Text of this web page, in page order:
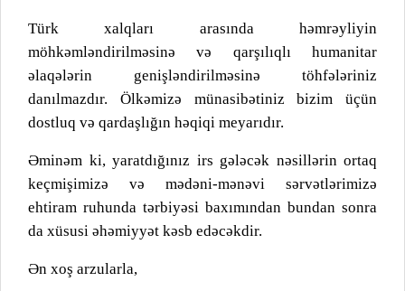
Türk xalqları arasında həmrəyliyin
möhkəmləndirilməsinə və qarşılıqlı humanitar
əlaqələrin genişləndirilməsinə töhfələriniz
danılmazdır. Ölkəmizə münasibətiniz bizim üçün
dostluq və qardaşlığın həqiqi meyarıdır.
Əminəm ki, yaratdığınız irs gələcək nəsillərin ortaq
keçmişimizə və mədəni-mənəvi sərvətlərimizə
ehtiram ruhunda tərbiyəsi baxımından bundan sonra
da xüsusi əhəmiyyət kəsb edəcəkdir.
Ən xoş arzularla,